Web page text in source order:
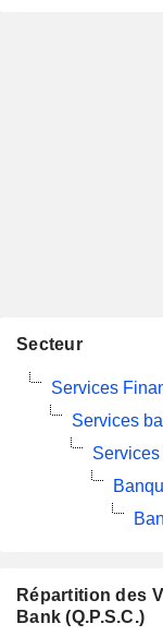
Répartition des
Bank (Q.P.S.C.)
Secteur
Services
Services